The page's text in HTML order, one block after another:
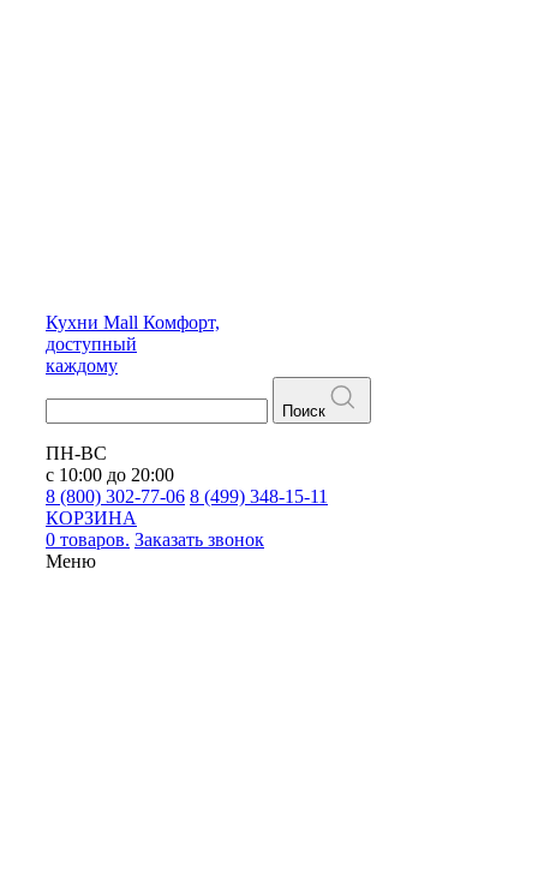
Кухни Mall Комфорт,
доступный
каждому
Поиск
ПН-ВС
с 10:00 до 20:00
8 (800) 302-77-06 8 (499) 348-15-11
КОРЗИНА
0 товаров. Заказать звонок
Меню